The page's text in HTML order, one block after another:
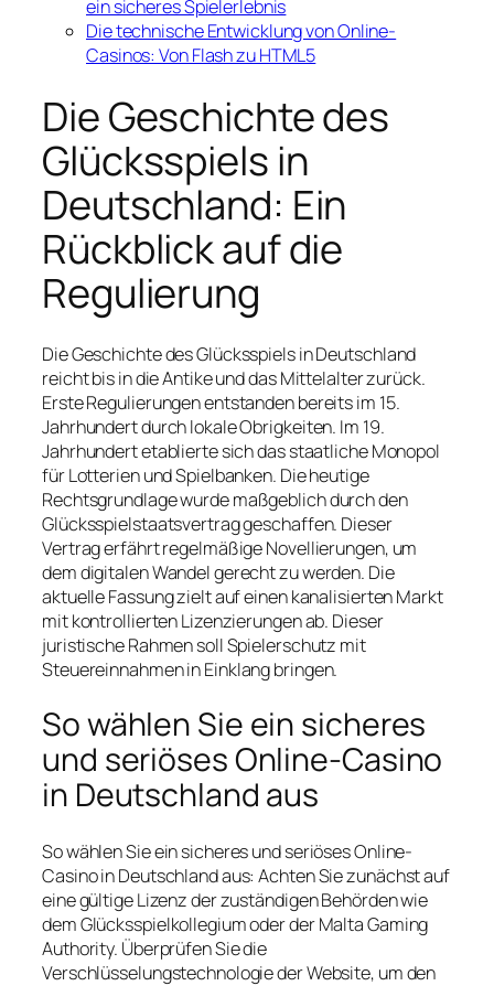
ein sicheres Spielerlebnis
Die technische Entwicklung von Online-
Casinos: Von Flash zu HTML5
Die Geschichte des
Glücksspiels in
Deutschland: Ein
Rückblick auf die
Regulierung
Die Geschichte des Glücksspiels in Deutschland
reicht bis in die Antike und das Mittelalter zurück.
Erste Regulierungen entstanden bereits im 15.
Jahrhundert durch lokale Obrigkeiten. Im 19.
Jahrhundert etablierte sich das staatliche Monopol
für Lotterien und Spielbanken. Die heutige
Rechtsgrundlage wurde maßgeblich durch den
Glücksspielstaatsvertrag geschaffen. Dieser
Vertrag erfährt regelmäßige Novellierungen, um
dem digitalen Wandel gerecht zu werden. Die
aktuelle Fassung zielt auf einen kanalisierten Markt
mit kontrollierten Lizenzierungen ab. Dieser
juristische Rahmen soll Spielerschutz mit
Steuereinnahmen in Einklang bringen.
So wählen Sie ein sicheres
und seriöses Online-Casino
in Deutschland aus
So wählen Sie ein sicheres und seriöses Online-
Casino in Deutschland aus: Achten Sie zunächst auf
eine gültige Lizenz der zuständigen Behörden wie
dem Glücksspielkollegium oder der Malta Gaming
Authority. Überprüfen Sie die
Verschlüsselungstechnologie der Website, um den